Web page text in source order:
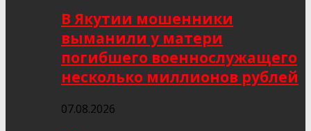
В Якутии мошенники
выманили у матери
погибшего военнослужащего
несколько миллионов рублей
07.08.2026